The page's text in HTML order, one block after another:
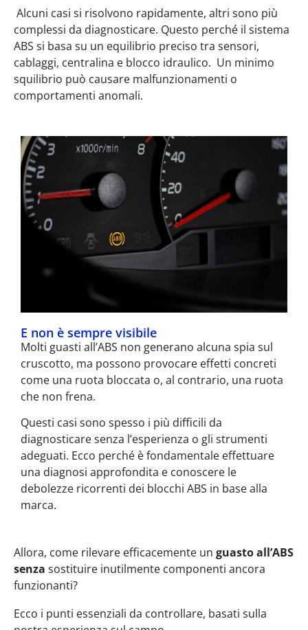
Alcuni casi si risolvono rapidamente, altri sono più
complessi da diagnosticare. Questo perché il sistema
ABS si basa su un equilibrio preciso tra sensori,
cablaggi, centralina e blocco idraulico. Un minimo
squilibrio può causare malfunzionamenti o
comportamenti anomali.
E non è sempre visibile
Molti guasti all’ABS non generano alcuna spia sul
cruscotto, ma possono provocare effetti concreti
come una ruota bloccata o, al contrario, una ruota
che non frena.
Questi casi sono spesso i più difficili da
diagnosticare senza l’esperienza o gli strumenti
adeguati. Ecco perché è fondamentale effettuare
una diagnosi approfondita e conoscere le
debolezze ricorrenti dei blocchi ABS in base alla
marca.
Allora, come rilevare efficacemente un guasto all’ABS
senza sostituire inutilmente componenti ancora
funzionanti?
Ecco i punti essenziali da controllare, basati sulla